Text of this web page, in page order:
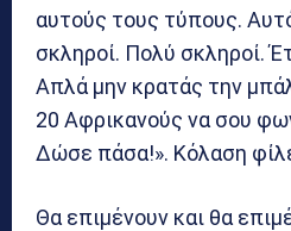
αυτούς τους τύπους.
σκληροί. Πολύ σκληροί.
Απλά μην κρατάς την
20 Αφρικανούς να σου
Δώσε πάσα!». Κόλαση
Θα επιμένουν και θα